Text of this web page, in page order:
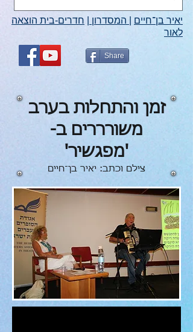
יאיר בן־חיים המסדרון
חדרים-בית הוצאה
לאור
Share
זמן והתחלות בערב
משורררים ב-
'מפגשיר'
צילם וכתב: יאיר בן־חיים